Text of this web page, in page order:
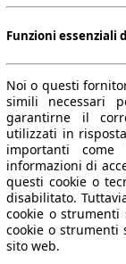
Leistung
70 KW (95 PS)
Funzioni essenziali
Noi o questi
simili necessari
garantirne il
utilizzati in
importanti come
informazioni di
questi cookie o
disabilitato.
cookie o
cookie o
sito web.